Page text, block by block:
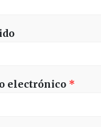
electrónico *